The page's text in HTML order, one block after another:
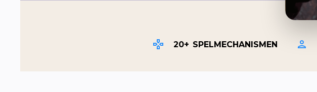
20+ SPELMECHANISMEN